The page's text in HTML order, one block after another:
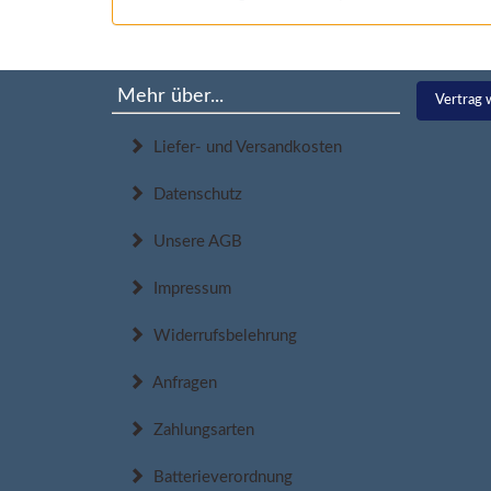
Mehr über...
Liefer- und Versandkosten
Datenschutz
Unsere AGB
Impressum
Widerrufsbelehrung
Anfragen
Zahlungsarten
Batterieverordnung
Vertrag